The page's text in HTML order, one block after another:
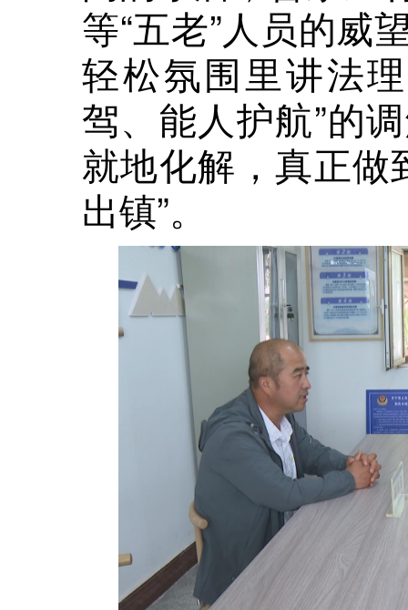
等“五老”人员的威
轻松氛围里讲法
驾、能人护航”的
就地化解，真正做
出镇”。